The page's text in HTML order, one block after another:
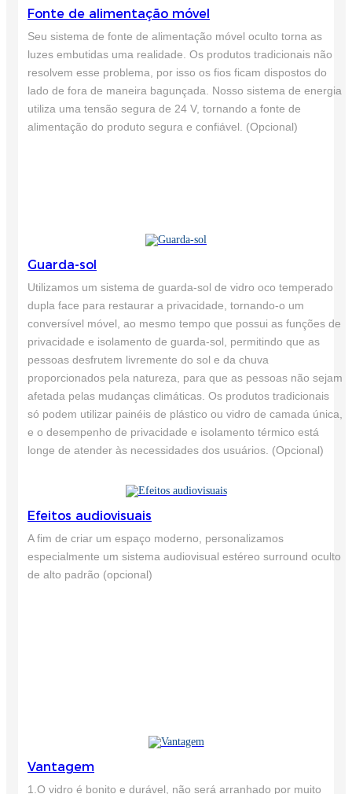
Fonte de alimentação móvel
Seu sistema de fonte de alimentação móvel oculto torna as
luzes embutidas uma realidade. Os produtos tradicionais não
resolvem esse problema, por isso os fios ficam dispostos do
lado de fora de maneira bagunçada. Nosso sistema de energia
utiliza uma tensão segura de 24 V, tornando a fonte de
alimentação do produto segura e confiável. (Opcional)
Guarda-sol
Utilizamos um sistema de guarda-sol de vidro oco temperado
dupla face para restaurar a privacidade, tornando-o um
conversível móvel, ao mesmo tempo que possui as funções de
privacidade e isolamento de guarda-sol, permitindo que as
pessoas desfrutem livremente do sol e da chuva
proporcionados pela natureza, para que as pessoas não sejam
afetada pelas mudanças climáticas. Os produtos tradicionais
só podem utilizar painéis de plástico ou vidro de camada única,
e o desempenho de privacidade e isolamento térmico está
longe de atender às necessidades dos usuários. (Opcional)
Efeitos audiovisuais
A fim de criar um espaço moderno, personalizamos
especialmente um sistema audiovisual estéreo surround oculto
de alto padrão (opcional)
Vantagem
1.O vidro é bonito e durável, não será arranhado por muito